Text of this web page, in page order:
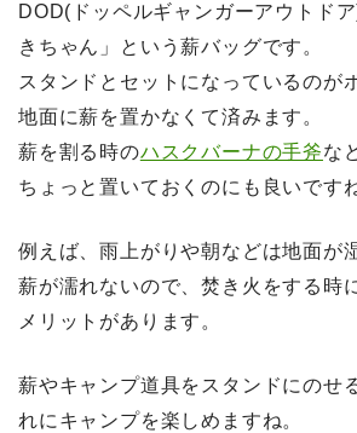
DOD(ドッペルギャンガーアウトド
きちゃん」という薪バッグです。
スタンドとセットになっているのが
地面に薪を置かなくて済みます。
薪を割る時のハスクバーナの手斧な
ちょっと置いておくのにも良いです
例えば、雨上がりや朝などは地面が
薪が濡れないので、焚き火をする時
メリットがあります。
薪やキャンプ道具をスタンドにのせ
れにキャンプを楽しめますね。